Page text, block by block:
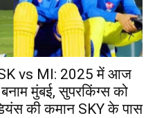
vs MI: 2025 में आज
मुंबई, सुपरकिंग्स को
की कमान SKY के पास